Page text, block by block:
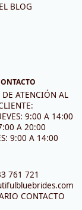
EL BLOG
DE ATENCIÓN AL
9:00 A 14:00
A 20:00
9:00 A 14:00
761 721
CONTACTO